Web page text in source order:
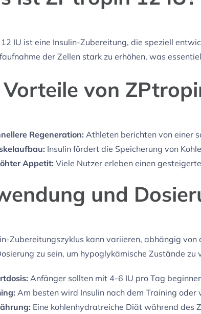
IU ist eine Insulin-Zubereitung, die speziell
der Zellen stark zu erhöhen, was
Vorteile von
Regeneration: Athleten berichten von einer
Insulin fördert die Speicherung von
Appetit: Viele Nutzer erleben einen
und
Zubereitungszyklus kann variieren, abhängig
zu sein, um hypoglykämische Zustände
Anfänger sollten mit 4-6 IU pro Tag
Am besten wird Insulin nach dem Training
Eine kohlenhydratreiche Diät während des